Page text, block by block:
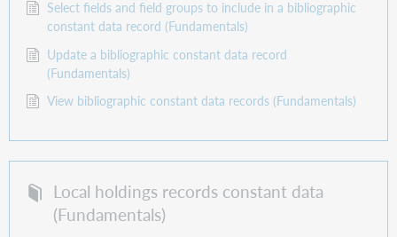
Select fields and field groups to include in a bibliographic
constant data record (Fundamentals)
Update a bibliographic constant data record
(Fundamentals)
View bibliographic constant data records (Fundamentals)
Local holdings records constant data
(Fundamentals)